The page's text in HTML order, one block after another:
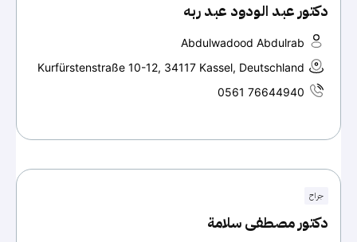
دكتور عبد الودود عبد ربه
Abdulwadood Abdulrab
Kurfürstenstraße 10-12, 34117 Kassel, Deutschland
0561 76644940
جراح
دكتور مصطفى سلامة